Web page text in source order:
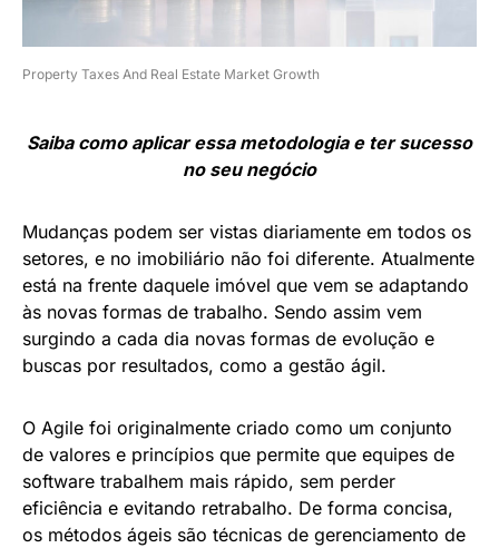
Property Taxes And Real Estate Market Growth
Saiba como aplicar essa metodologia e ter sucesso
no seu negócio
Mudanças podem ser vistas diariamente em todos os
setores, e no imobiliário não foi diferente. Atualmente
está na frente daquele imóvel que vem se adaptando
às novas formas de trabalho. Sendo assim vem
surgindo a cada dia novas formas de evolução e
buscas por resultados, como a gestão ágil.
O Agile foi originalmente criado como um conjunto
de valores e princípios que permite que equipes de
software trabalhem mais rápido, sem perder
eficiência e evitando retrabalho. De forma concisa,
os métodos ágeis são técnicas de gerenciamento de